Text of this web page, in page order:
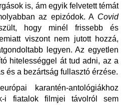
is, ám egyik felvetett témát
az epizódok. A Covid
hogy minél frissebb és
viszont nem jutott hozzá,
legyen. Az egyetlen
hitelességgel át tud adni, az a
és a bezártság fullasztó érzése.
karantén-antológiákhoz
i fiatalok filmjei távolról sem